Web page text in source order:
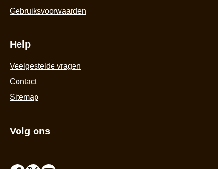
Gebruiksvoorwaarden
Help
Veelgestelde vragen
Contact
Sitemap
Volg ons